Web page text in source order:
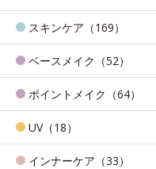
スキンケア（169）
ベースメイク（52）
ポイントメイク（64）
UV（18）
インナーケア（33）